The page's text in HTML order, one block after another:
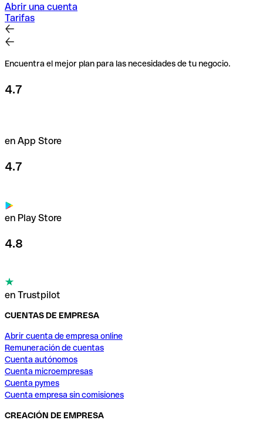
Abrir una cuenta
Tarifas
Encuentra el mejor plan para las necesidades de tu negocio.
4.7
en App Store
4.7
en Play Store
4.8
en Trustpilot
CUENTAS DE EMPRESA
Abrir cuenta de empresa online
Remuneración de cuentas
Cuenta autónomos
Cuenta microempresas
Cuenta pymes
Cuenta empresa sin comisiones
CREACIÓN DE EMPRESA